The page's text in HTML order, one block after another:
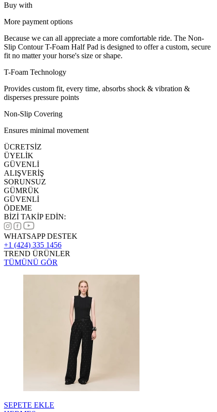
Buy with
More payment options
Because we can all appreciate a more comfortable ride. The Non-
Slip Contour T-Foam Half Pad is designed to offer a custom, secure
fit no matter your horse's size or shape.
T-Foam Technology
Provides custom fit, every time, absorbs shock & vibration &
disperses pressure points
Non-Slip Covering
Ensures minimal movement
ÜCRETSİZ
ÜYELİK
GÜVENLİ
ALIŞVERİŞ
SORUNSUZ
GÜMRÜK
GÜVENLİ
ÖDEME
BİZİ TAKİP EDİN:
WHATSAPP DESTEK
+1 (424) 335 1456
TREND ÜRÜNLER
TÜMÜNÜ GÖR
SEPETE EKLE